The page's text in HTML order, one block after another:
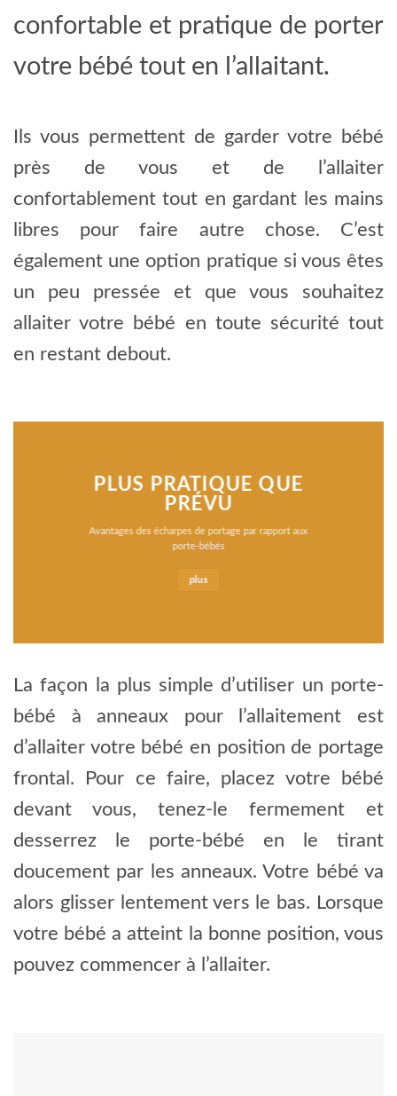
confortable et pratique de porter
votre bébé tout en l’allaitant.
Ils vous permettent de garder votre bébé
près de vous et de l’allaiter
confortablement tout en gardant les mains
libres pour faire autre chose. C’est
également une option pratique si vous êtes
un peu pressée et que vous souhaitez
allaiter votre bébé en toute sécurité tout
en restant debout.
PLUS PRATIQUE QUE
PRÉVU
Avantages des écharpes de portage par rapport aux
porte-bébés
plus
La façon la plus simple d’utiliser un porte-
bébé à anneaux pour l’allaitement est
d’allaiter votre bébé en position de portage
frontal. Pour ce faire, placez votre bébé
devant vous, tenez-le fermement et
desserrez le porte-bébé en le tirant
doucement par les anneaux. Votre bébé va
alors glisser lentement vers le bas. Lorsque
votre bébé a atteint la bonne position, vous
pouvez commencer à l’allaiter.